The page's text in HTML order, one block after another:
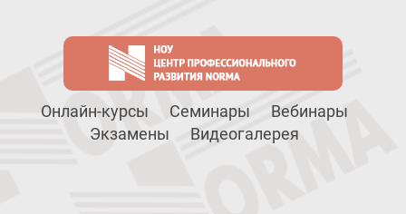
Онлайн-курсы Семинары
Вебинары
Экзамены
Видеогалерея